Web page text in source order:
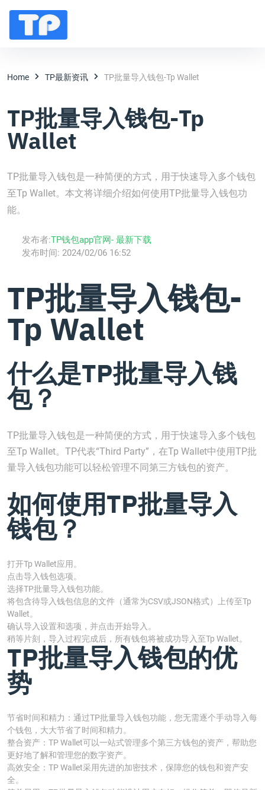
Home TP最新资讯 TP批量导入钱包-Tp Wallet
TP批量导入钱包-Tp
Wallet
TP批量导入钱包是一种简便的方式，用于快速导入多个钱包
至Tp Wallet。本文将详细介绍如何使用TP批量导入钱包功
能。
发布者:TP钱包app官网- 最新下载
发布时间: 2024/02/06 16:52
TP批量导入钱包-
Tp Wallet
什么是TP批量导入钱
包？
TP批量导入钱包是一种简便的方式，用于快速导入多个钱包
至Tp Wallet。TP代表“Third Party”，在Tp Wallet中使用TP批
量导入钱包功能可以轻松管理不同第三方钱包的资产。
如何使用TP批量导入
钱包？
打开Tp Wallet应用。
点击导入钱包选项。
选择TP批量导入钱包功能。
将包含待导入钱包信息的文件（通常为CSV或JSON格式）上传至Tp
Wallet。
确认导入设置和选项，并点击开始导入。
稍等片刻，导入过程完成后，所有钱包将被成功导入至Tp Wallet。
TP批量导入钱包的优
势
节省时间和精力：通过TP批量导入钱包功能，您无需逐个手动导入每
个钱包，大大节省了时间和精力。
整合资产：TP Wallet可以一站式管理多个第三方钱包的资产，帮助您
更好地了解和管理您的数字资产。
高效安全：TP Wallet采用先进的加密技术，保障您的钱包和资产安
全。